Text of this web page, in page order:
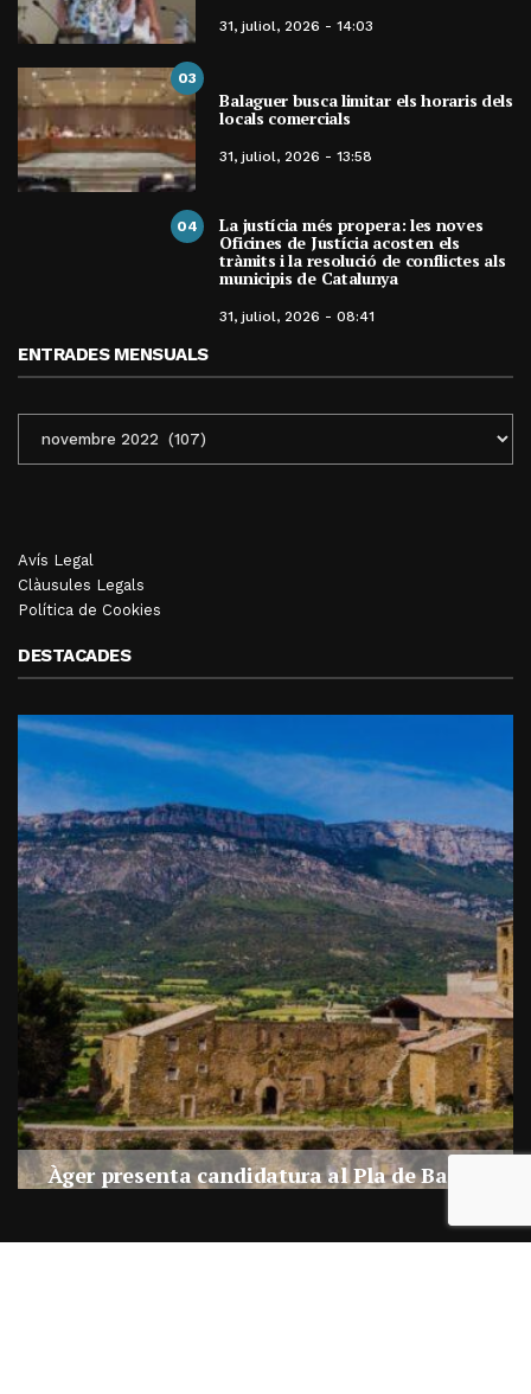
31, juliol, 2026 - 14:03
03
Balaguer busca limitar els horaris dels
locals comercials
31, juliol, 2026 - 13:58
04 La justícia més propera: les noves
Oficines de Justícia acosten els
tràmits i la resolució de conflictes als
municipis de Catalunya
31, juliol, 2026 - 08:41
ENTRADES MENSUALS
MENSUALS
Avís Legal
Clàusules Legals
Política de Cookies
DESTACADES
Àger presenta candidatura al Pla de Barris